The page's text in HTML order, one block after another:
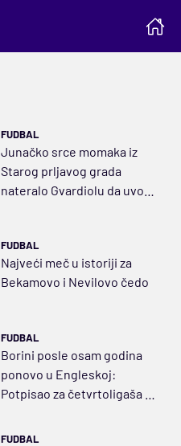
FUDBAL
Junačko srce momaka iz
Starog prljavog grada
nateralo Gvardiolu da uvodi
FUDBAL
Najveći meč u istoriji za
Bekamovo i Nevilovo čedo
FUDBAL
Borini posle osam godina
ponovo u Engleskoj:
Potpisao za četvrtoligaša na
FUDBAL